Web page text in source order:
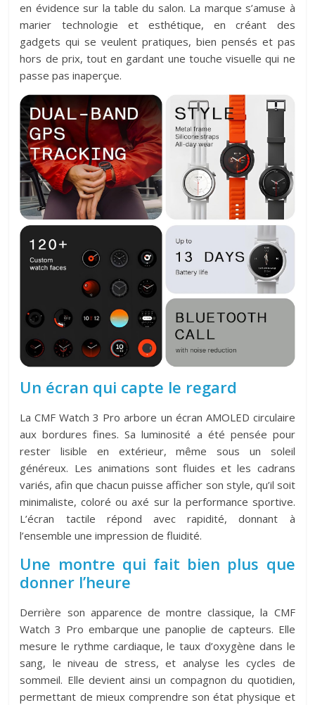
en évidence sur la table du salon. La marque s’amuse à
marier technologie et esthétique, en créant des
gadgets qui se veulent pratiques, bien pensés et pas
hors de prix, tout en gardant une touche visuelle qui ne
passe pas inaperçue.
Un écran qui capte le regard
La CMF Watch 3 Pro arbore un écran AMOLED circulaire
aux bordures fines. Sa luminosité a été pensée pour
rester lisible en extérieur, même sous un soleil
généreux. Les animations sont fluides et les cadrans
variés, afin que chacun puisse afficher son style, qu’il soit
minimaliste, coloré ou axé sur la performance sportive.
L’écran tactile répond avec rapidité, donnant à
l’ensemble une impression de fluidité.
Une montre qui fait bien plus que
donner l’heure
Derrière son apparence de montre classique, la CMF
Watch 3 Pro embarque une panoplie de capteurs. Elle
mesure le rythme cardiaque, le taux d’oxygène dans le
sang, le niveau de stress, et analyse les cycles de
sommeil. Elle devient ainsi un compagnon du quotidien,
permettant de mieux comprendre son état physique et